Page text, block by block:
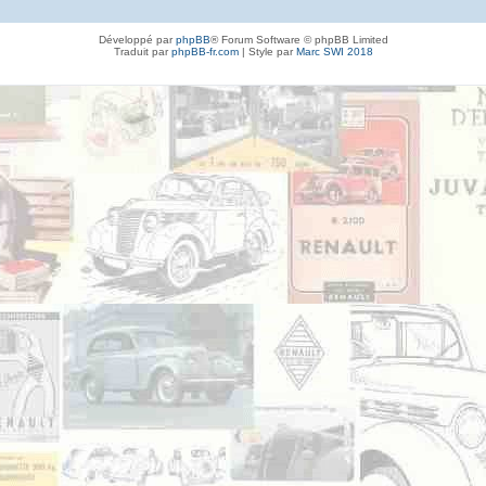
Développé parphpBB® Forum Software © phpBB Limited
Traduit parphpBB-fr.com| Style parMarc SWI 2018